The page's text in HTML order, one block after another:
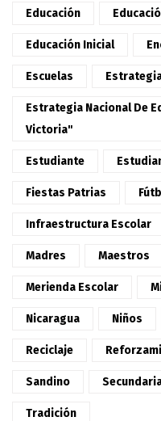
Educación
Educación Inicial
Escuelas
Estrategia Nacional De
Victoria"
Estudiante
Fiestas Patrias
Infraestructura Escolar
Madres Maestros
Merienda Escolar
Nicaragua Niños
Reciclaje
Sandino
Tradición